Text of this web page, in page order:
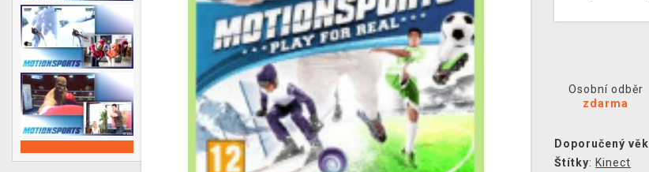
Osobní odběr
zdarma
Doporučený věk
Štítky: Kinect